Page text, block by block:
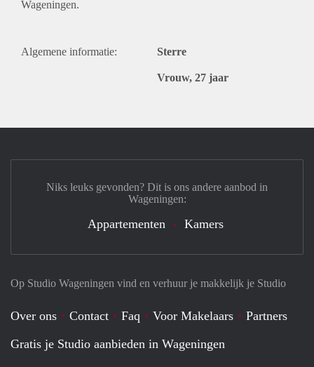
Wageningen.
Algemene informatie: Sterre
Vrouw, 27 jaar
Op Studio Wageningen vind en verhuur je makkelijk je Studio
Over ons Contact Faq Voor Makelaars
Partners
Gratis je Studio aanbieden in Wageningen
Niks leuks gevonden? Dit is ons andere aanbod in
Wageningen:
Appartementen Kamers